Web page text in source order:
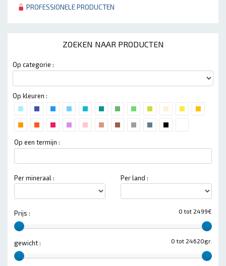
PROFESSIONELE PRODUCTEN
ZOEKEN NAAR PRODUCTEN
Op categorie :
Op kleuren :
Op een termijn :
Per mineraal : Per land :
0 tot 2499€
Prijs :
0 tot 24620gr.
gewicht :